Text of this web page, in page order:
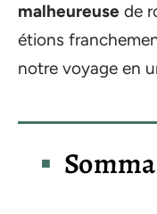
malheureuse de
étions
notre voyage en